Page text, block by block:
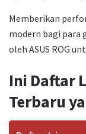
Memberikan
modern bagi para
oleh ASUS ROG
Ini Daftar
Terbaru